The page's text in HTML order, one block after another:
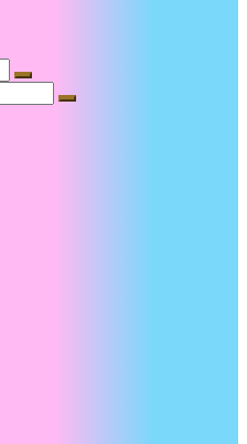
Suche
Suche